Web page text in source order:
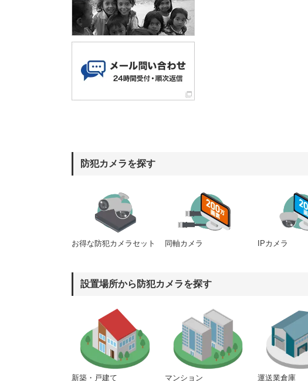
防犯カメラを探す
お得な防犯カメラセット 同軸カメラ IPカメラ
設置場所から防犯カメラを探す
新築・戸建て マンション 運送業倉庫